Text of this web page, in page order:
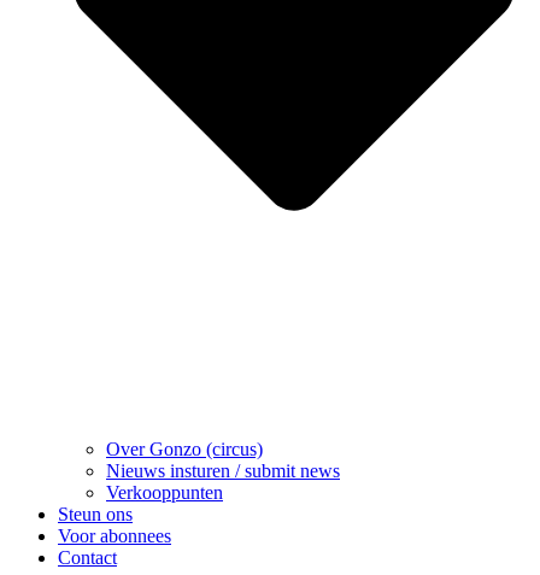
Over Gonzo (circus)
Nieuws insturen / submit news
Verkooppunten
Steun ons
Voor abonnees
Contact